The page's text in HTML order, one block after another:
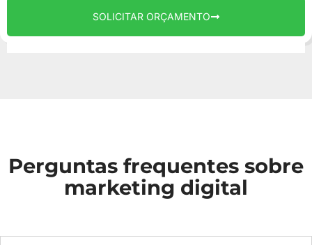
SOLICITAR ORÇAMENTO
Perguntas frequentes sobre
marketing digital